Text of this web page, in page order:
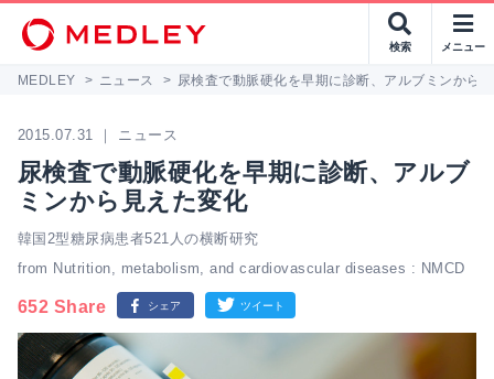
検索 メニュー
MEDLEY > ニュース > 尿検査で動脈硬化を早期に診断、アルブミンから
2015.07.31 ｜ ニュース
尿検査で動脈硬化を早期に診断、アルブ
ミンから見えた変化
韓国2型糖尿病患者521人の横断研究
from Nutrition, metabolism, and cardiovascular diseases : NMCD
652 Share